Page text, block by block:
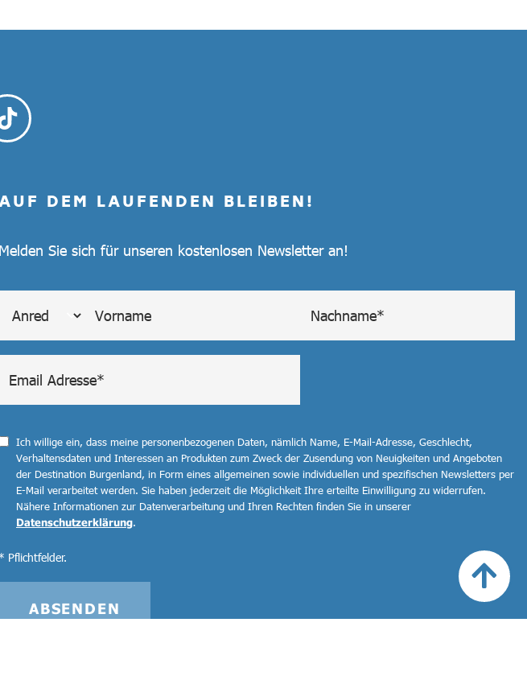
DEM LAUFENDEN BLEIBEN!
Melden Sie sich für unseren kostenlosen Newsletter an!
Ich willige ein, dass meine personenbezogenen Daten, nämlich Name, E-Mail-Adresse, Geschlecht,
Verhaltensdaten und Interessen an Produkten zum Zweck der Zusendung von Neuigkeiten und Angeboten
der Destination Burgenland, in Form eines allgemeinen sowie individuellen und spezifischen Newsletters per
E-Mail verarbeitet werden. Sie haben jederzeit die Möglichkeit Ihre erteilte Einwilligung zu widerrufen.
Nähere Informationen zur Datenverarbeitung und Ihren Rechten finden Sie in unserer
Datenschutzerklärung.
* Pflichtfelder.
ABSENDEN